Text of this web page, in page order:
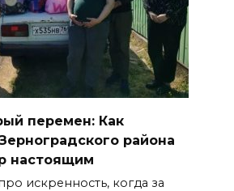
перемен: Как
района
настоящим
искренность, когда за